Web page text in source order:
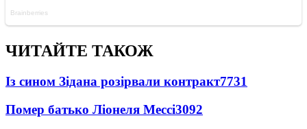
ЧИТАЙТЕ ТАКОЖ
Із сином Зідана розірвали контракт7731
Помер батько Ліонеля Мессі3092